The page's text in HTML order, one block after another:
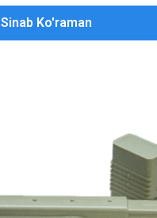
Sinab Ko'raman